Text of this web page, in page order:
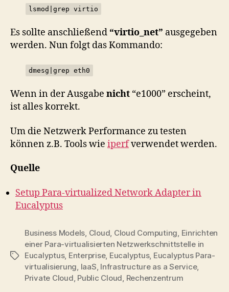
lsmod|grep virtio
Es sollte anschließend “virtio_net” ausgegeben
werden. Nun folgt das Kommando:
dmesg|grep eth0
Wenn in der Ausgabe nicht “e1000” erscheint,
ist alles korrekt.
Um die Netzwerk Performance zu testen
können z.B. Tools wie iperfverwendet werden.
Quelle
Setup Para-virtualized Network Adapter in
Eucalyptus
Tags
Business Models Cloud Cloud Computing Einrichten
einer Para-virtualisierten Netzwerkschnittstelle in
Eucalyptus, Enterprise, Eucalyptus, Eucalyptus Para-
virtualisierung IaaS Infrastructure as a Service,
Private Cloud Public Cloud Rechenzentrum